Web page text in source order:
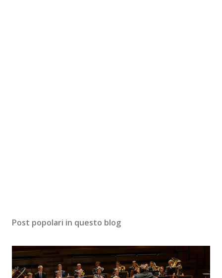
Post popolari in questo blog